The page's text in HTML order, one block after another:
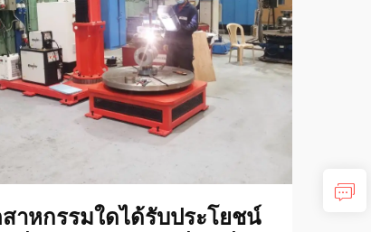
าหกรรมใดได้รับประโยชน์